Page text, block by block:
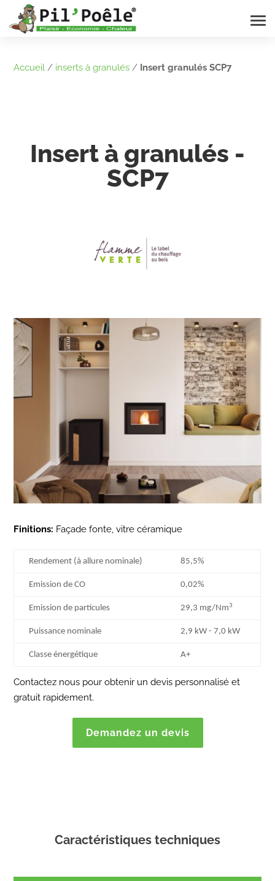
Accueil / inserts à granulés / Insert granulés SCP7
Insert à granulés -
SCP7
Finitions: Façade fonte, vitre céramique
Rendement (à allure nominale) 85,5%
Emission de CO 0,02%
Emission de particules 29,3 mg/Nm3
Puissance nominale 2,9 kW - 7,0 kW
Classe énergétique A+
Contactez nous pour obtenir un devis personnalisé et
gratuit rapidement.
Demandez un devis
Caractéristiques techniques